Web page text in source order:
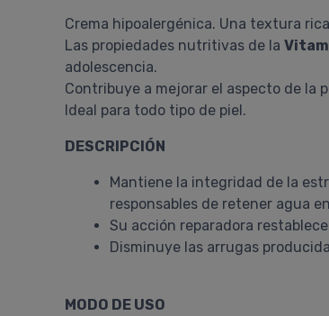
Crema hipoalergénica. Una textura
Las propiedades nutritivas de la
adolescencia.
Contribuye a mejorar el aspecto de la
Ideal para todo tipo de piel.
DESCRIPCIÓN
Mantiene la integridad de la
responsables de retener agua
Su acción reparadora
Disminuye las arrugas
MODO DE USO